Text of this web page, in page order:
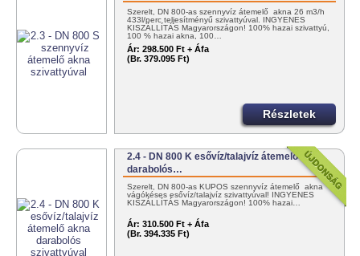
Szerelt, DN 800-as szennyvíz átemelő akna 26 m3/h
433l/perc teljesítményű szivattyúval. INGYENES
KISZÁLLÍTÁS Magyarországon! 100% hazai szivattyú,
100 % hazai akna, 100…
Ár: 298.500 Ft + Áfa
(Br. 379.095 Ft)
Részletek
2.4 - DN 800 K esővíz/talajvíz átemelő akna
darabolós…
Szerelt, DN 800-as KÚPOS szennyvíz átemelő akna
vágókéses esővíz/talajvíz szivattyúval! INGYENES
KISZÁLLÍTÁS Magyarországon! 100% hazai…
Ár: 310.500 Ft + Áfa
(Br. 394.335 Ft)